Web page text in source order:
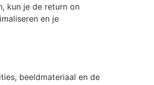
kun je de return on
en je
beeldmateriaal en de